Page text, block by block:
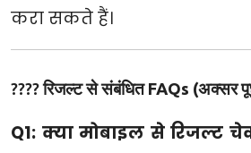
करा सकते हैं।
????रिजल्ट से संबंधित FAQs (अक्सर
Q1: क्या मोबाइल से रिजल्ट